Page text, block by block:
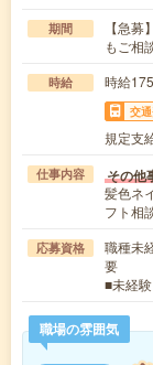
期間
【急
もご相
時給 時給
交
規定支
仕事内容 その他
髪色ネ
フト相
応募資格
職種未
要
■未経
職場の雰囲気